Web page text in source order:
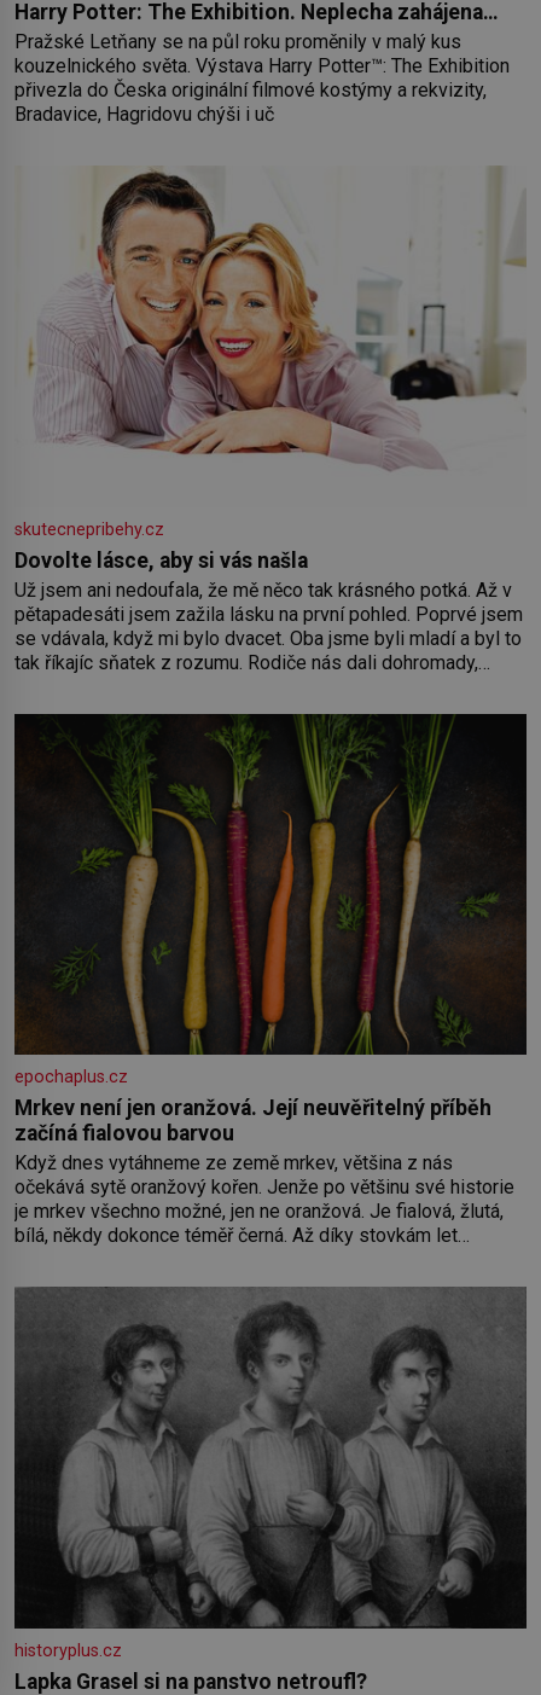
Harry Potter: The Exhibition. Neplecha zahájena…
Pražské Letňany se na půl roku proměnily v malý kus
kouzelnického světa. Výstava Harry Potter™: The Exhibition
přivezla do Česka originální filmové kostýmy a rekvizity,
Bradavice, Hagridovu chýši i uč
skutecnepribehy.cz
Dovolte lásce, aby si vás našla
Už jsem ani nedoufala, že mě něco tak krásného potká. Až v
pětapadesáti jsem zažila lásku na první pohled. Poprvé jsem
se vdávala, když mi bylo dvacet. Oba jsme byli mladí a byl to
tak říkajíc sňatek z rozumu. Rodiče nás dali dohromady,
oběma moc nesvědčilo, brzy jsme zjistili, že
epochaplus.cz
Mrkev není jen oranžová. Její neuvěřitelný příběh
začíná fialovou barvou
Když dnes vytáhneme ze země mrkev, většina z nás
očekává sytě oranžový kořen. Jenže po většinu své historie
je mrkev všechno možné, jen ne oranžová. Je fialová, žlutá,
bílá, někdy dokonce téměř černá. Až díky stovkám let
českou zahradu ani nedokážeme představit. Její příběh je
historyplus.cz
Lapka Grasel si na panstvo netroufl?